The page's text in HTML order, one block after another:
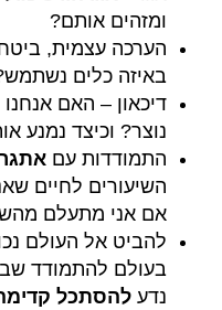
ומזהים אותם?
הערכה עצמית,
באיזה כלים
דיכאון – האם אנחנו
נוצר? וכיצד נמנע
התמודדות עם
השיעורים לחיים
אם אני מתעלם
להביט אל העולם
בעולם להתמודד
נדע להסתכל